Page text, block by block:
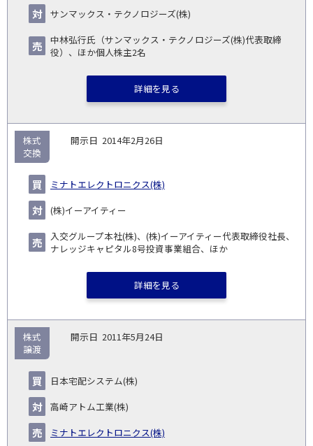
サンマックス・テクノロジーズ(株)
中林弘行氏（サンマックス・テクノロジーズ(株)代表取締
役）、ほか個人株主2名
詳細を見る
2014年2月26日
ミナトエレクトロニクス(株)
(株)イーアイティー
入交グループ本社(株)、(株)イーアイティー代表取締役社長、
ナレッジキャピタル8号投資事業組合、ほか
株式
交換
詳細を見る
2011年5月24日
日本宅配システム(株)
高崎アトム工業(株)
ミナトエレクトロニクス(株)
株式
譲渡